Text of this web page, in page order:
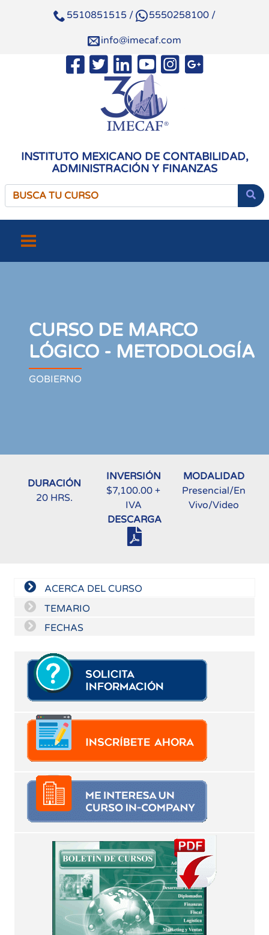
5510851515 / 5550258100 /
info@imecaf.com
INSTITUTO MEXICANO DE CONTABILIDAD,
ADMINISTRACIÓN Y FINANZAS
CURSO DE MARCO
LÓGICO - METODOLOGÍA
GOBIERNO
DURACIÓN
20 HRS.
INVERSIÓN
$7,100.00 +
IVA
MODALIDAD
Presencial/En
Vivo/Video
DESCARGA
ACERCA DEL CURSO
TEMARIO
FECHAS